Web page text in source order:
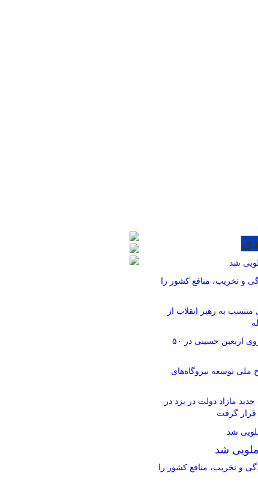
شد
و تخریب، منافع کشور را
به رهبر انقلاب از
برگزاری پیاده روی اربعین حسینی در ۵۰
ملی توسعه نیروگاه‌های
جدید مازاد دولت در یزد در
قرار گرفت
شد